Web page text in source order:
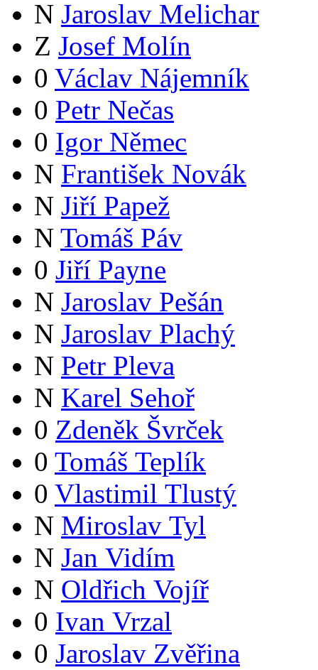
N Jaroslav Melichar
Z Josef Molín
0 Václav Nájemník
0 Petr Nečas
0 Igor Němec
N František Novák
N Jiří Papež
N Tomáš Páv
0 Jiří Payne
N Jaroslav Pešán
N Jaroslav Plachý
N Petr Pleva
N Karel Sehoř
0 Zdeněk Švrček
0 Tomáš Teplík
0 Vlastimil Tlustý
N Miroslav Tyl
N Jan Vidím
N Oldřich Vojíř
0 Ivan Vrzal
0 Jaroslav Zvěřina